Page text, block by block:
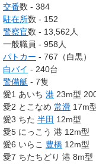
交番数 - 384
駐在所数 - 152
警察官数 - 13,562人
一般職員 - 958人
パトカー - 767（白黒）
白バイ - 240台
警備艇 - 7隻
愛1 あいち 港 23m型
愛2 とこなめ 常滑 17m
愛3 ちた 半田 12m型
愛5 にっこう 港 12m型
愛6 いらこ 豊橋 12m型
愛7 ちたちどり 港 8m型